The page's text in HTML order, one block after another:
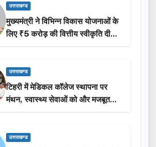
उत्तराखण्ड
मुख्यमंत्री ने विभिन्न विकास योजनाओं के
लिए ₹5 करोड़ की वित्तीय स्वीकृति दी…
उत्तराखण्ड
टिहरी में मेडिकल कॉलेज स्थापना पर
मंथन, स्वास्थ्य सेवाओं को और मजबूत
करेगी सरकार: मुख्यमंत्री धामी…
उत्तराखण्ड